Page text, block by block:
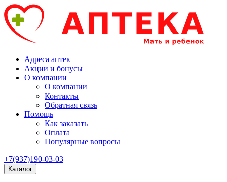
Адреса аптек
Акции и бонусы
О компании
О компании
Контакты
Обратная связь
Помощь
Как заказать
Оплата
Популярные вопросы
+7(937)190-03-03
Каталог